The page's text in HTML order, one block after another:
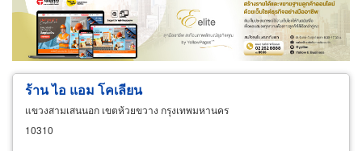
ขายส่ง ขายปลีก ผู้ผลิต
ตัวแทนจัดจำหน่าย
ผู้ส่งออก/นำเข้า
ธุรกิจบริการ
ร้าน ไอ แอม โคเลียน
แขวงสามเสนนอก เขตห้วยขวาง กรุงเทพมหานคร
10310